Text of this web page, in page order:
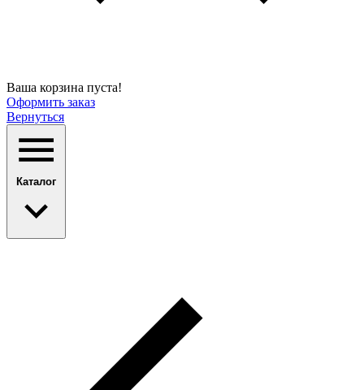
Ваша корзина пуста!
Оформить заказ
Вернуться
Каталог